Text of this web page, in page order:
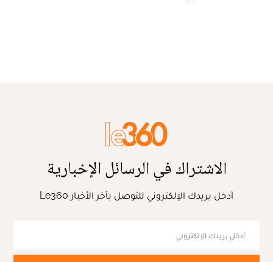
الاشتراك في الرسائل الإخبارية
أدخل بريدك الإلكتروني للتوصل بآخر الأخبار Le360